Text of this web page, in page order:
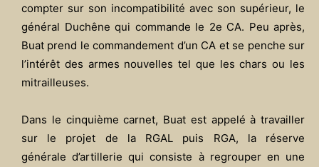
compter sur son incompatibilité avec son supérieur, le
général Duchêne qui commande le 2e CA. Peu après,
Buat prend le commandement d’un CA et se penche sur
l’intérêt des armes nouvelles tel que les chars ou les
mitrailleuses.
Dans le cinquième carnet, Buat est appelé à travailler
sur le projet de la RGAL puis RGA, la réserve
générale d’artillerie qui consiste à regrouper en une